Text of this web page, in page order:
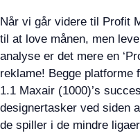
Når vi går videre til Profit
til at love månen, men
analyse er det mere en
reklame! Begge platforme
1.1 Maxair (1000)’s
designertasker ved siden
de spiller i de mindre